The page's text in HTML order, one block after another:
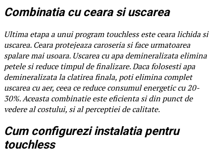
Combinatia cu ceara si uscarea
Ultima etapa a unui program touchless este ceara lichida si
uscarea. Ceara protejeaza caroseria si face urmatoarea
spalare mai usoara. Uscarea cu apa demineralizata elimina
petele si reduce timpul de finalizare. Daca folosesti apa
demineralizata la clatirea finala, poti elimina complet
uscarea cu aer, ceea ce reduce consumul energetic cu 20-
30%. Aceasta combinatie este eficienta si din punct de
vedere al costului, si al perceptiei de calitate.
Cum configurezi instalatia pentru
touchless